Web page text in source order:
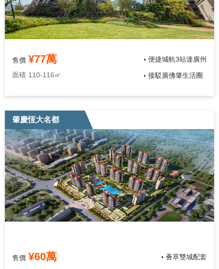
售價 ¥77萬
面積 110-116㎡
• 便捷城軌3站達廣州
• 接駁廣佛肇生活圈
肇慶恆大名都
售價 ¥60萬 • 薈萃雙城配套